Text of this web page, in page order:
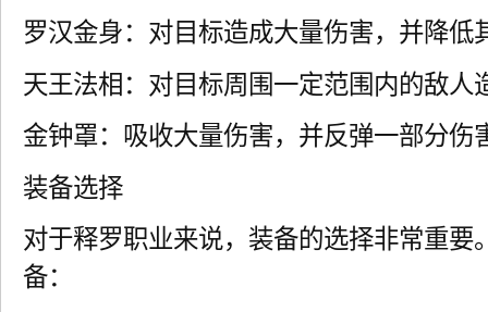
罗汉金身：对目标造成大量伤害，并降低
天王法相：对目标周围一定范围内的敌人
金钟罩：吸收大量伤害，并反弹一部分伤
装备选择
对于释罗职业来说，装备的选择非常重要
备：